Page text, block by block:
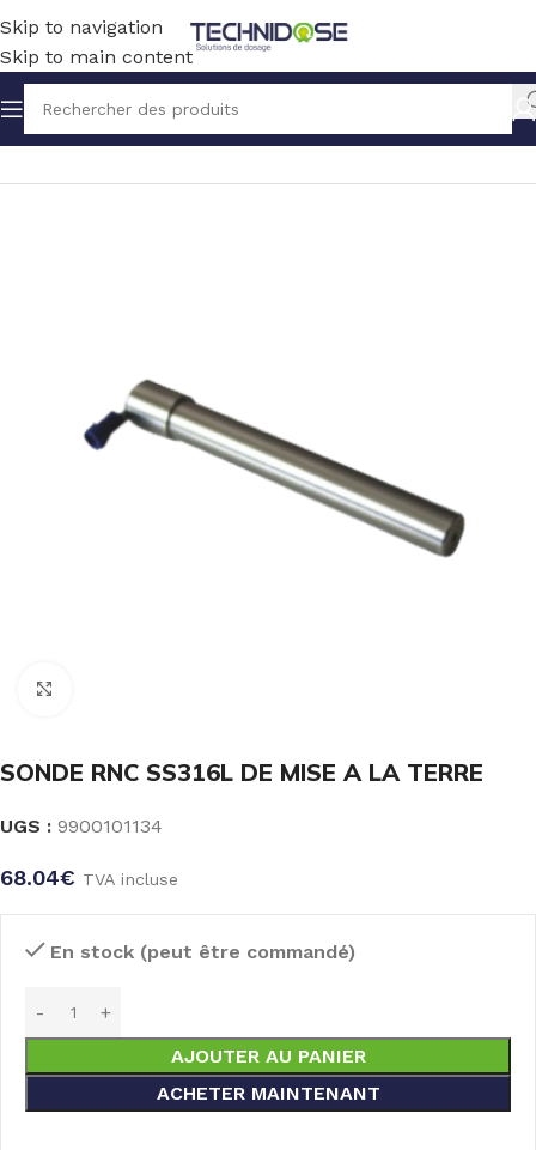
Skip to navigation
Skip to main content
Accueil TRAITEMENT EAU MESURE SONDES TERRE
SONDE RNC SS316L DE MISE A LA TERRE
UGS : 9900101134
68.04€ TVA incluse
En stock (peut être commandé)
AJOUTER AU PANIER
ACHETER MAINTENANT